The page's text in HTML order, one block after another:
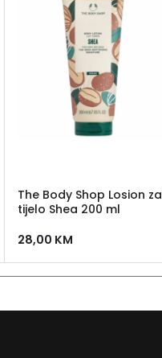
The Body Shop Losion za
tijelo Shea 200 ml
28,00 KM